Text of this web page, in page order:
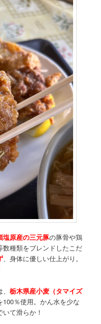
塩原産の三元豚の豚骨や鶏
種類をブレンドしたこだ
、身体に優しい仕上がり。
、栃木県産小麦（タマイズ
100％使用。かん水を少な
て滑らか！